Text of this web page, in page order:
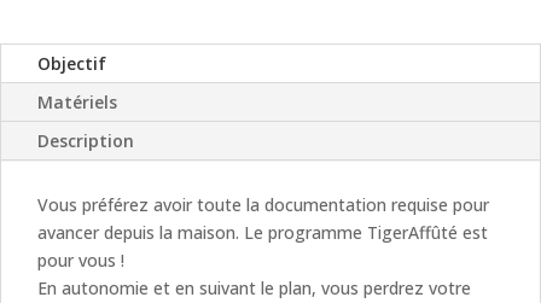
Objectif
Matériels
Description
Vous préférez avoir toute la documentation requise pour
avancer depuis la maison. Le programme TigerAffûté est
pour vous !
En autonomie et en suivant le plan, vous perdrez votre